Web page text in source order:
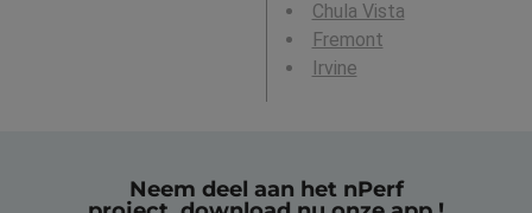
Chula Vista
Fremont
Irvine
Neem deel aan het nPerf